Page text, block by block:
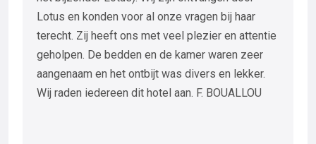
Lotus en konden voor al onze vragen bij haar
terecht. Zij heeft ons met veel plezier en attentie
geholpen. De bedden en de kamer waren zeer
aangenaam en het ontbijt was divers en lekker.
Wij raden iedereen dit hotel aan. F. BOUALLOU